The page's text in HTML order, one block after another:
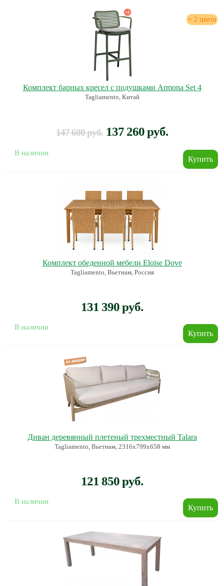
+ 2 цвета
Комплект барных кресел с подушками Armona Set 4
Tagliamento, Китай
147 600 руб. 137 260 руб.
В наличии
Комплект обеденной мебели Eloise Dove
Tagliamento, Вьетнам, Россия
131 390 руб.
В наличии
Диван деревянный плетеный трехместный Talara
Tagliamento, Вьетнам, 2316х799х658 мм
121 850 руб.
В наличии